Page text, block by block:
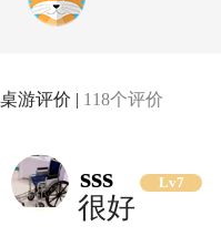
桌游评价 | 118个评价
sss Lv7
很好